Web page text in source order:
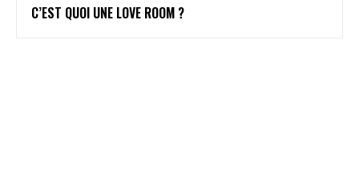
C’EST QUOI UNE LOVE ROOM ?